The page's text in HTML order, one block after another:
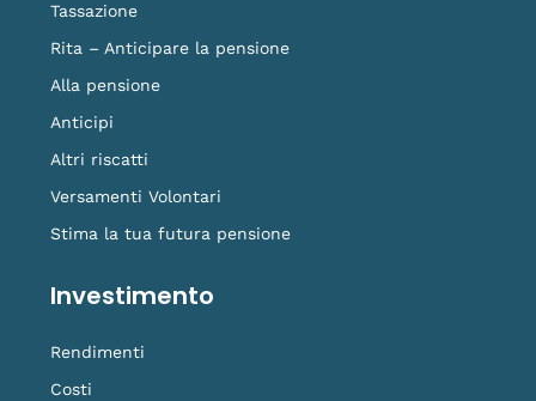
Tassazione
Rita – Anticipare la pensione
Alla pensione
Anticipi
Altri riscatti
Versamenti Volontari
Stima la tua futura pensione
Investimento
Rendimenti
Costi